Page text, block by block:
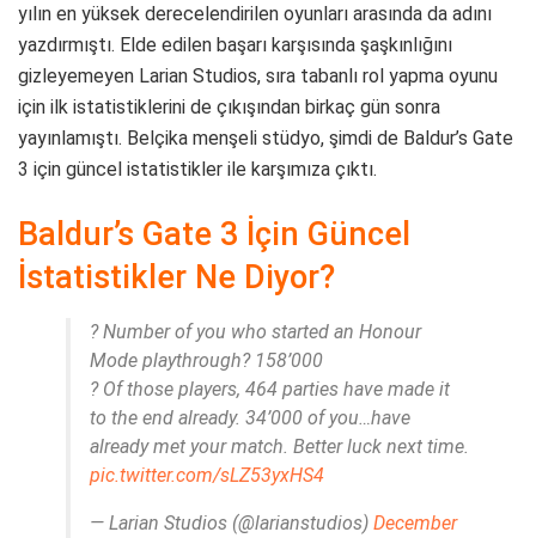
yılın en yüksek derecelendirilen oyunları arasında da adını
yazdırmıştı. Elde edilen başarı karşısında şaşkınlığını
gizleyemeyen Larian Studios, sıra tabanlı rol yapma oyunu
için ilk istatistiklerini de çıkışından birkaç gün sonra
yayınlamıştı. Belçika menşeli stüdyo, şimdi de Baldur’s Gate
3 için güncel istatistikler ile karşımıza çıktı.
Baldur’s Gate 3 İçin Güncel
İstatistikler Ne Diyor?
? Number of you who started an Honour
Mode playthrough? 158’000
? Of those players, 464 parties have made it
to the end already. 34’000 of you…have
already met your match. Better luck next time.
pic.twitter.com/sLZ53yxHS4
— Larian Studios (@larianstudios) December